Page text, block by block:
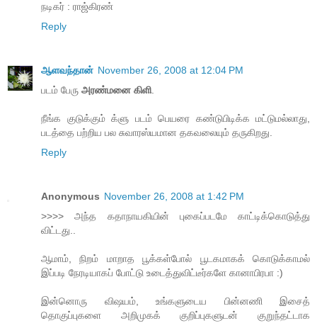
நடிகர் : ராஜ்கிரண்
Reply
ஆளவந்தான் November 26, 2008 at 12:04 PM
படம் பேரு அரண்மனை கிளி.
நீங்க குடுக்கும் க்ளு படம் பெயரை கண்டுபிடிக்க மட்டுமல்லாது,
படத்தை பற்றிய பல சுவாரஸ்யமான தகவலையும் தருகிறது.
Reply
Anonymous November 26, 2008 at 1:42 PM
>>>> அந்த கதாநாயகியின் புகைப்படமே காட்டிக்கொடுத்து
விட்டது..
ஆமாம், நிறம் மாறாத பூக்கள்போல் பூடகமாகக் கொடுக்காமல்
இப்படி நேரடியாகப் போட்டு உடைத்துவிட்டீர்களே கானாபிரபா :)
இன்னொரு விஷயம், உங்களுடைய பின்னணி இசைத்
தொகுப்புகளை அறிமுகக் குறிப்புகளுடன் குறுந்தட்டாக